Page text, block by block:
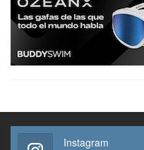
Instagram